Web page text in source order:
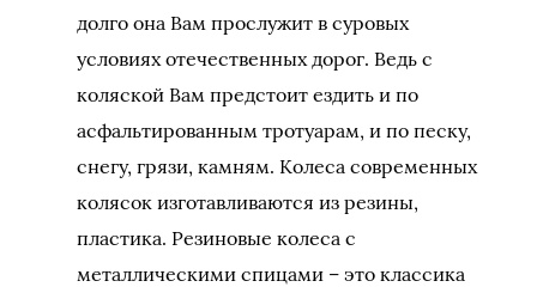
долго она Вам прослужит в суровых
условиях отечественных дорог. Ведь с
коляской Вам предстоит ездить и по
асфальтированным тротуарам, и по песку,
снегу, грязи, камням. Колеса современных
колясок изготавливаются из резины,
пластика. Резиновые колеса с
металлическими спицами – это классика